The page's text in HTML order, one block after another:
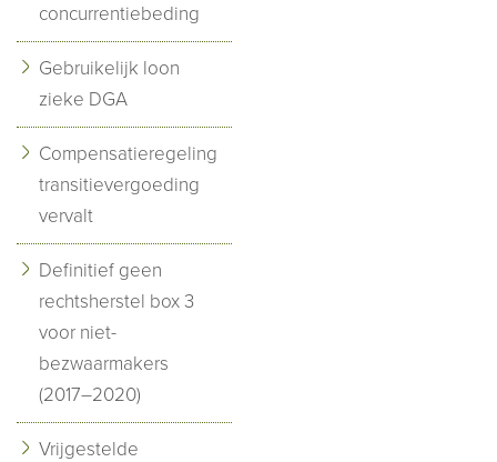
concurrentiebeding
Gebruikelijk loon
zieke DGA
Compensatieregeling
transitievergoeding
vervalt
Definitief geen
rechtsherstel box 3
voor niet-
bezwaarmakers
(2017–2020)
Vrijgestelde